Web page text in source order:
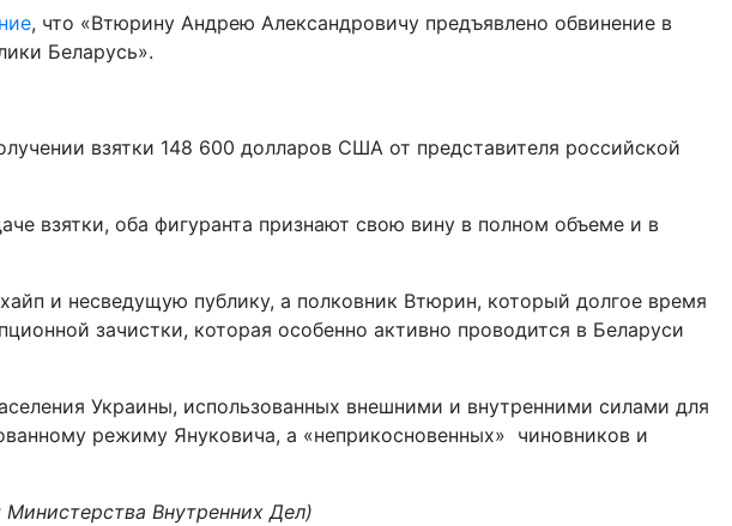
, что «Втюрину Андрею Александровичу предъявлено обвинение в
Беларусь».
взятки 148 600 долларов США от представителя российской
взятки, оба фигуранта признают свою вину в полном объеме и в
и несведущую публику, а полковник Втюрин, который долгое время
зачистки, которая особенно активно проводится в Беларуси
Украины, использованных внешними и внутренними силами для
режиму Януковича, а «неприкосновенных» чиновников и
Внутренних Дел)